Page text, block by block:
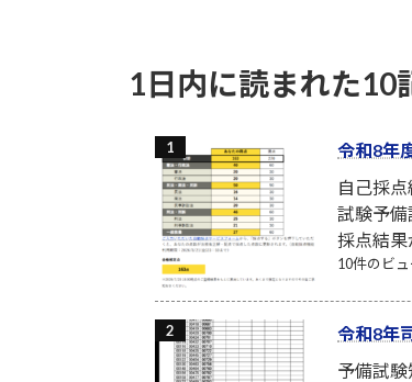
1日内に読まれた10
令和8年
自己採
試験予
採点結
10件のビュ
令和8年
予備試